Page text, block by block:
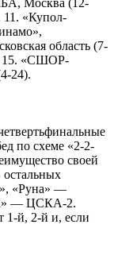
11. «Купол-
область (7-
15. «СШОР-
24).
по схеме «2-2-
своей
«Руна» —
— ЦСКА-2.
1-й, 2-й и, если